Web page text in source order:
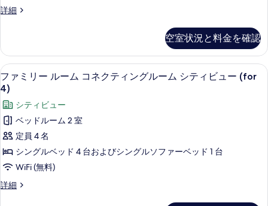
詳細
ギ
ー
ル
ー
ム
(terrace
3
pax)
の
詳
細
空室状況と料金を確認
フ
ァ
ミ
リ
ー
ル
ー
ム
高級寝具、ミニバー、セーフティボ
2
ファミリー ルーム コネクティングルーム シティビュー (for
4)
シティビュー
ベッドルーム 2 室
定員 4 名
シングルベッド 4 台およびシングルソファーベッド 1 台
WiFi (無料)
詳細
フ